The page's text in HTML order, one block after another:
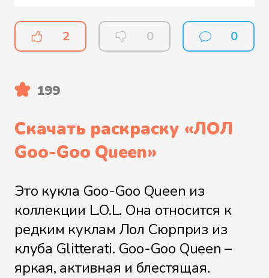
2 0 0
199
Скачать раскраску «ЛОЛ
Goo-Goo Queen»
Это кукла Goo-Goo Queen из
коллекции L.O.L. Она относится к
редким куклам Лол Сюрприз из
клуба Glitterati. Goo-Goo Queen –
яркая, активная и блестящая.